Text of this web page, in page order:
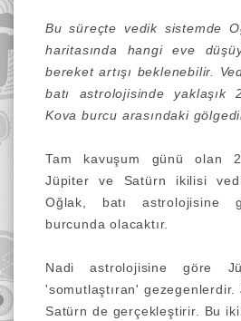
Bu süreçte vedik sistemde
haritasında hangi eve
bereket artışı beklenebilir.
batı astrolojisinde yaklaşık
Kova burcu arasındaki
Tam kavuşum günü olan
Jüpiter ve Satürn ikilisi
Oğlak, batı astrolojisine
burcunda olacaktır.
Nadi astrolojisine göre
'somutlaştıran' gezegenlerdir.
Satürn de gerçekleştirir. Bu